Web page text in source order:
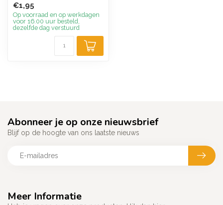
gordijnenop...
€1,95
Op voorraad en op werkdagen
voor 16.00 uur besteld,
dezelfde dag verstuurd
Meer Informatie
Abonneer je op onze nieuwsbrief
Blijf op de hoogte van ons laatste nieuws